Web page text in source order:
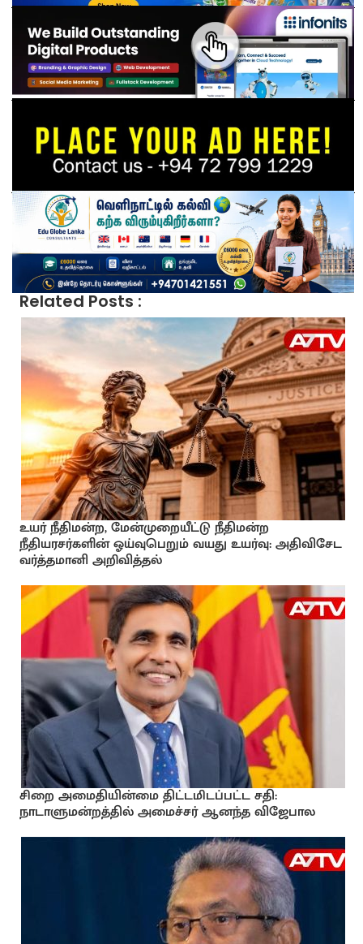
Related Posts :
உயர் நீதிமன்ற, மேன்முறையீட்டு நீதிமன்ற
நீதியரசர்களின் ஓய்வுபெறும் வயது உயர்வு: அதிவிசேட
வர்த்தமானி அறிவித்தல்
சிறை அமைதியின்மை திட்டமிடப்பட்ட சதி:
நாடாளுமன்றத்தில் அமைச்சர் ஆனந்த விஜேபால